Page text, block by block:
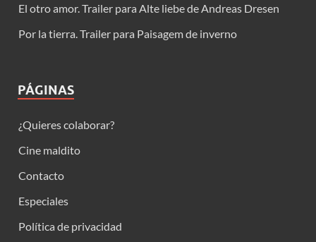
El otro amor. Trailer para Alte liebe de Andreas Dresen
Por la tierra. Trailer para Paisagem de inverno
PÁGINAS
¿Quieres colaborar?
Cine maldito
Contacto
Especiales
Política de privacidad